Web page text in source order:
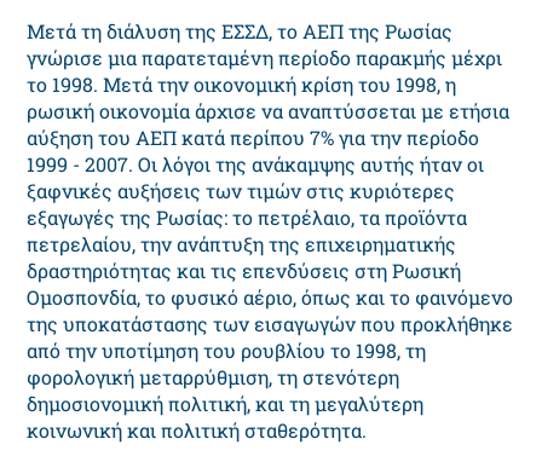
Μετά τη διάλυση της ΕΣΣΔ, το ΑΕΠ της Ρωσίας
γνώρισε μια παρατεταμένη περίοδο παρακμής μέχρι
το 1998. Μετά την οικονομική κρίση του 1998, η
ρωσική οικονομία άρχισε να αναπτύσσεται με ετήσια
αύξηση του ΑΕΠ κατά περίπου 7% για την περίοδο
1999 - 2007. Οι λόγοι της ανάκαμψης αυτής ήταν οι
ξαφνικές αυξήσεις των τιμών στις κυριότερες
εξαγωγές της Ρωσίας: το πετρέλαιο, τα προϊόντα
πετρελαίου, την ανάπτυξη της επιχειρηματικής
δραστηριότητας και τις επενδύσεις στη Ρωσική
Ομοσπονδία, το φυσικό αέριο, όπως και το φαινόμενο
της υποκατάστασης των εισαγωγών που προκλήθηκε
από την υποτίμηση του ρουβλίου το 1998, τη
φορολογική μεταρρύθμιση, τη στενότερη
δημοσιονομική πολιτική, και τη μεγαλύτερη
κοινωνική και πολιτική σταθερότητα.